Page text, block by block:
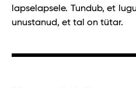
lapselapsele. Tundub, et
unustanud, et tal on tütar.